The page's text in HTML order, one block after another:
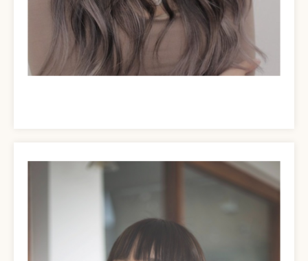
HAIR STYLE
造型案例